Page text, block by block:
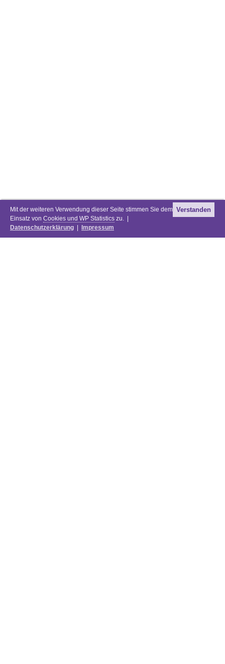
Mit der weiteren Verwendung dieser Seite stimmen Sie dem
Einsatz von Cookies und WP Statistics zu. |
Datenschutzerklärung
Impressum
Verstanden